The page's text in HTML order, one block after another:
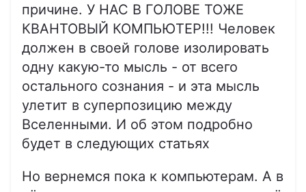
причине. У НАС В ГОЛОВЕ ТОЖЕ
КВАНТОВЫЙ КОМПЬЮТЕР!!! Человек
должен в своей голове изолировать
одну какую-то мысль - от всего
остального сознания - и эта мысль
улетит в суперпозицию между
Вселенными. И об этом подробно
будет в следующих статьях
Но вернемся пока к компьютерам. А в